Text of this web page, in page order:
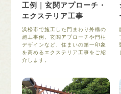
工例｜玄関アプローチ・
エクステリア工事
浜松市で施工した門まわり外構の
施工事例。玄関アプローチや門柱
デザインなど、住まいの第一印象
を高めるエクステリア工事をご紹
介します。